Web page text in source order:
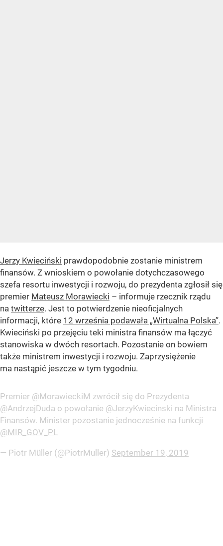
Jerzy Kwieciński prawdopodobnie zostanie ministrem
finansów. Z wnioskiem o powołanie dotychczasowego
szefa resortu inwestycji i rozwoju, do prezydenta zgłosił się
premier Mateusz Morawiecki – informuje rzecznik rządu
na twitterze. Jest to potwierdzenie nieoficjalnych
informacji, które 12 września podawała „Wirtualna Polska”.
Kwieciński po przejęciu teki ministra finansów ma łączyć
stanowiska w dwóch resortach. Pozostanie on bowiem
także ministrem inwestycji i rozwoju. Zaprzysiężenie
ma nastąpić jeszcze w tym tygodniu.
Premier @MorawieckiM zwrócił się do Prezydenta
@AndrzejDuda o powołanie @JerzyKwiecinski na Ministra
Finansów. Minister pozostanie jednocześnie na funkcji
@MIR_GOV_PL
— Piotr Müller (@PiotrMuller) September 19, 2019